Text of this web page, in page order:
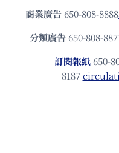
商業廣告 650-808-8888
分類廣告 650-808-
訂閱報紙 650-
8187